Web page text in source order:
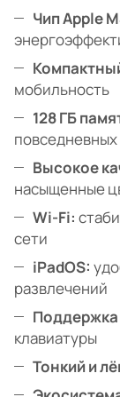
Чип Apple
мобильность
128 ГБ
повседневных
Высокое
насыщенные
Wi-Fi:
сети
iPadOS:
развлечений
Поддержка
клавиатуры
Тонкий и